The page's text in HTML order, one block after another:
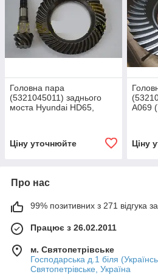
Головна пара
(5321045011) заднього
моста Hyundai HD65,
Ціну уточнюйте
А069
Ціну
Про нас
99% позитивних з 271 відгука за
Працює з 26.02.2011
м. Святопетрівське
Господарська д.1 біля
Святопетрівське, Україна